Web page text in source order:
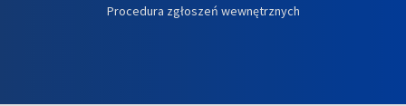
Procedura zgłoszeń wewnętrznych